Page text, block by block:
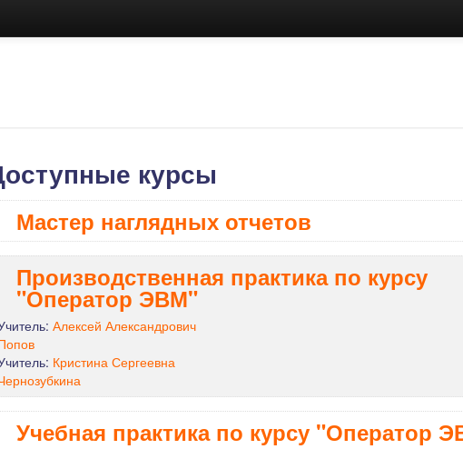
курсы
Мастер наглядных отчетов
Производственная практика по курсу
"Оператор ЭВМ"
Алексей Александрович
Кристина Сергеевна
Учебная практика по курсу "Оператор